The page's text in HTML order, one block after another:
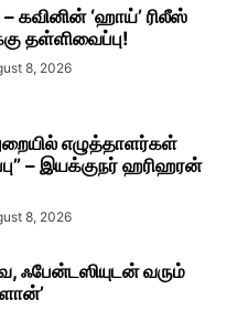
கவினின் ‘ஹாய்’ ரிலீஸ்
தள்ளிவைப்பு!
8, 2026
எழுத்தாளர்கள்
– இயக்குநர் ஹரிஹரன்
8, 2026
ஃபேன்டஸியுடன் வரும்